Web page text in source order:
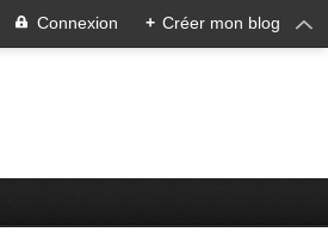
Connexion + Créer mon blog